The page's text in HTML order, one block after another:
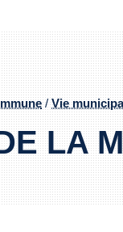
/Vie
LA